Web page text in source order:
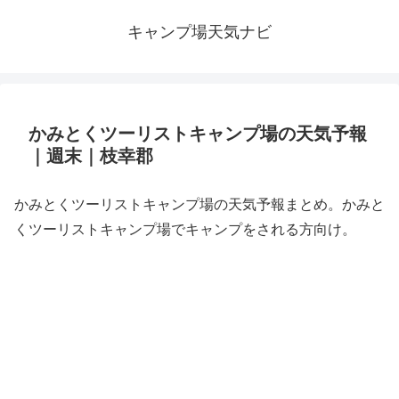
キャンプ場天気ナビ
かみとくツーリストキャンプ場の天気予報
｜週末｜枝幸郡
かみとくツーリストキャンプ場の天気予報まとめ。かみと
くツーリストキャンプ場でキャンプをされる方向け。